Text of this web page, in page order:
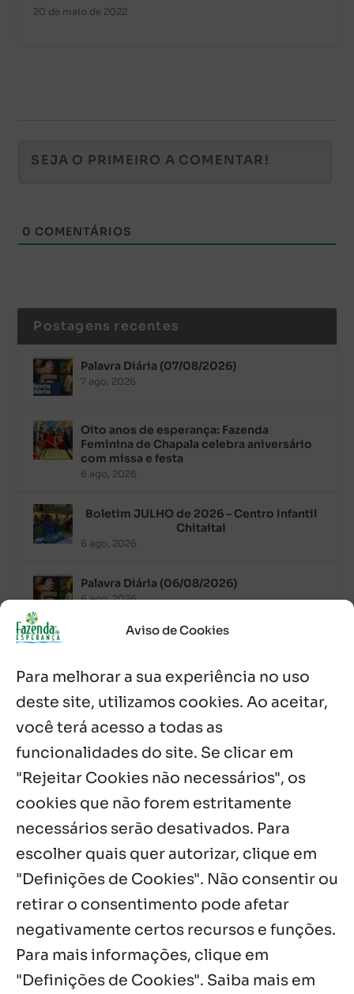
Aviso de Cookies
Para melhorar a sua experiência no uso
deste site, utilizamos cookies. Ao aceitar,
você terá acesso a todas as
funcionalidades do site. Se clicar em
"Rejeitar Cookies não necessários", os
cookies que não forem estritamente
necessários serão desativados. Para
escolher quais quer autorizar, clique em
"Definições de Cookies". Não consentir ou
retirar o consentimento pode afetar
negativamente certos recursos e funções.
Para mais informações, clique em
"Definições de Cookies". Saiba mais em
20 de maio de 2022
0 COMENTÁRIOS
Postagens recentes
Palavra Diária (07/08/2026)
7 ago, 2026
Oito anos de esperança: Fazenda
Feminina de Chapala celebra aniversário
com missa e festa
6 ago, 2026
Boletim JULHO de 2026 – Centro Infantil
Chitaitai
6 ago, 2026
Palavra Diária (06/08/2026)
6 ago, 2026
de Guadalajara
Fazenda Dom Mário comemora 5 anos
com testemunhos e missa em São
Cristóvão
5 ago, 2026
Notícias por Categoria
Próximos Eventos